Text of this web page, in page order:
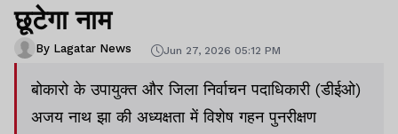
छूटेगा नाम
By Lagatar News Jun 27, 2026 05:12 PM
बोकारो के उपायुक्त और जिला निर्वाचन पदाधिकारी (डीईओ)
अजय नाथ झा की अध्यक्षता में विशेष गहन पुनरीक्षण